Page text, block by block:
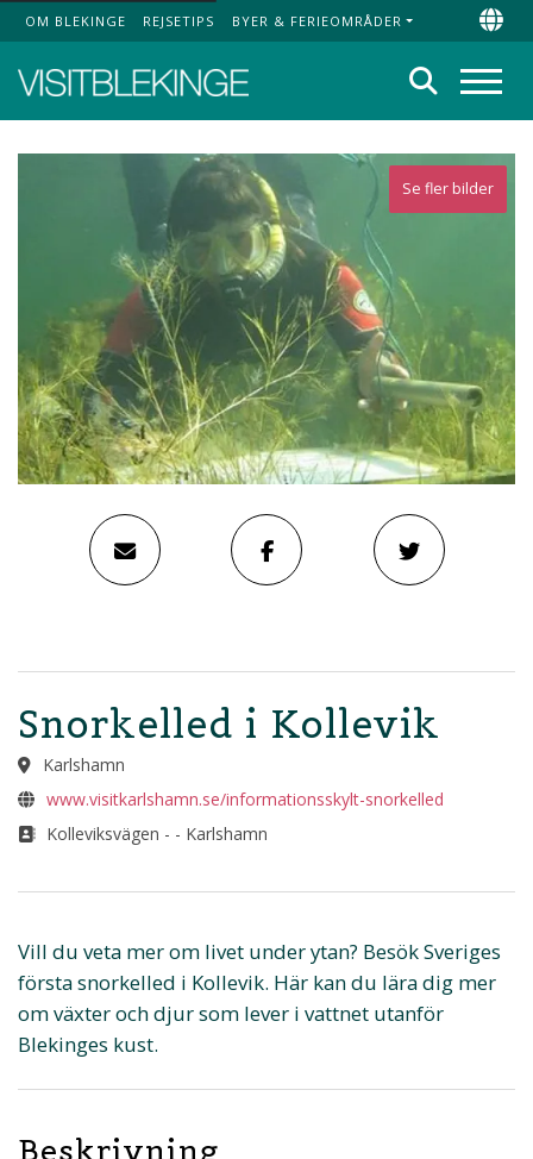
Top Menu
OM BLEKINGE REJSETIPS BYER & FERIEOMRÅDER
Søg
Se fler bilder
Snorkelled i Kollevik
Karlshamn
www.visitkarlshamn.se/informationsskylt-snorkelled
Kolleviksvägen - - Karlshamn
Vill du veta mer om livet under ytan? Besök Sveriges
första snorkelled i Kollevik. Här kan du lära dig mer
om växter och djur som lever i vattnet utanför
Blekinges kust.
Beskrivning